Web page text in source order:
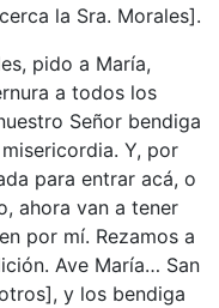
la Sra. Morales].
pido a María,
a todos los
Señor bendiga
Y, por
para entrar acá, o
ahora van a tener
por mí. Rezamos a
Ave María… San
y los bendiga